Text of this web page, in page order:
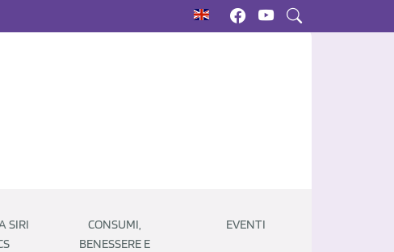
SIRI
CONSUMI,
BENESSERE E
EVENTI